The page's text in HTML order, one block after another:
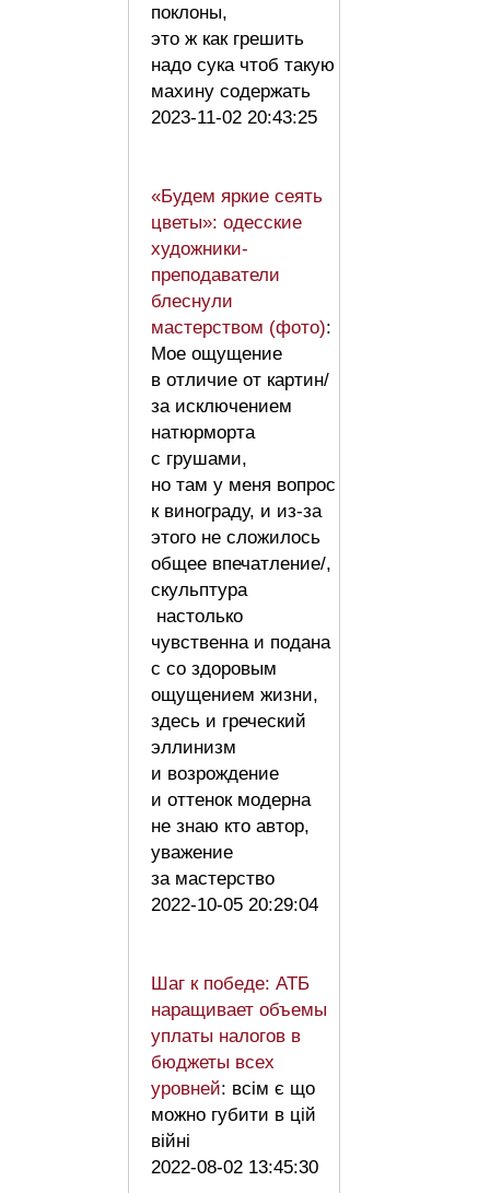
поклоны,
это ж как грешить
надо сука чтоб такую
махину содержать
2023-11-02 20:43:25
«Будем яркие сеять
цветы»: одесские
художники-
преподаватели
блеснули
мастерством (фото):
Мое ощущение
в отличие от картин/
за исключением
натюрморта
с грушами,
но там у меня вопрос
к винограду, и из-за
этого не сложилось
общее впечатление/,
скульптура
настолько
чувственна и подана
с со здоровым
ощущением жизни,
здесь и греческий
эллинизм
и возрождение
и оттенок модерна
не знаю кто автор,
уважение
за мастерство
2022-10-05 20:29:04
Шаг к победе: АТБ
наращивает объемы
уплаты налогов в
бюджеты всех
уровней: всім є що
можно губити в цій
війні
2022-08-02 13:45:30